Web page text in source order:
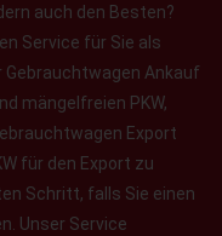
auch den Besten?
Service für Sie als
Ankauf
mängelfreien PKW,
Export
für den Export zu
Schritt, falls Sie einen
Unser Service